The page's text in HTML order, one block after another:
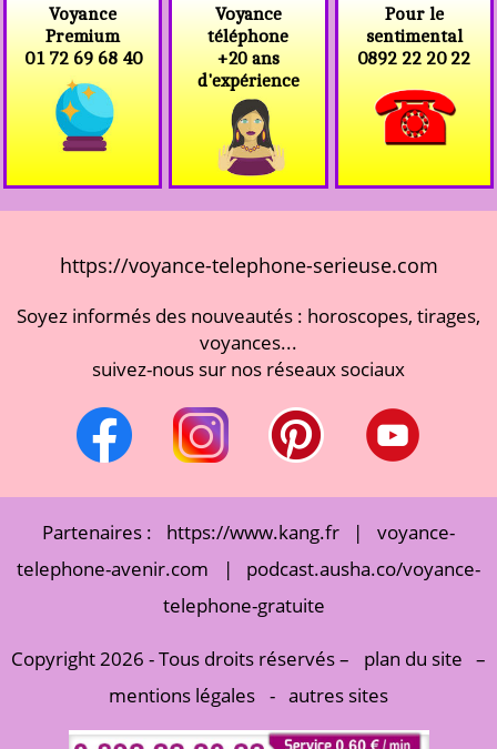
Voyance
Premium
01 72 69 68 40
Voyance
téléphone
+20 ans
d'expérience
Pour le
sentimental
0892 22 20 22
https://voyance-telephone-serieuse.com
Soyez informés des nouveautés : horoscopes, tirages,
voyances...
suivez-nous sur nos réseaux sociaux
Partenaires : https://www.kang.fr |
voyance-
telephone-avenir.com
|
podcast.ausha.co/voyance-
telephone-gratuite
Copyright 2026 - Tous droits réservés – plan du site –
mentions légales - autres sites